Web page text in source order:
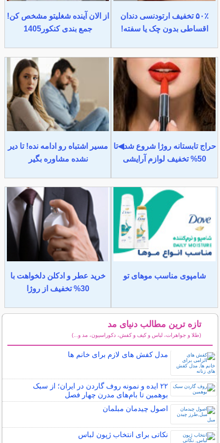
۵۰٪ تخفیف ارتودنسی دندان
اقساطی بدون چک یا سفته!
از الان آینده شغلیتو مشخص کن!
جمع بندی کنکور1405
حراج تابستانه روژا شروع شد◀تا
50% تخفیف لوازم آرایشی
مسیر اشتباه رو ادامه نده! تا دیر
نشده مشاوره بگیر
شامپوی مناسب موهای تو
خرید عطر و ادکلن دلخواهت با
30% تخفیف از روژا
تازه ترین مطالب دنیای مد
(طلا و جواهرات، لباس و کیف و کفش، دکوراسیون، مد و...)
مدل کفش های لازم برای خانم ها
۲۲ ایده و نمونه روف گاردن در ایران؛ از سبک
بوهمین تا بام‌های مدرن چهار فصل
اصول چیدمان مبلمان
نکاتی برای انتخاب ژپون لباس